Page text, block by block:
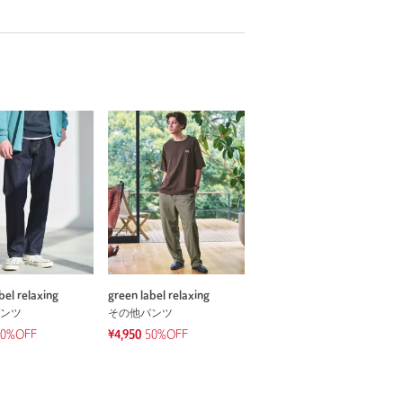
relaxing
ツ
green label relaxing
その他パンツ
¥4,950 50%OFF